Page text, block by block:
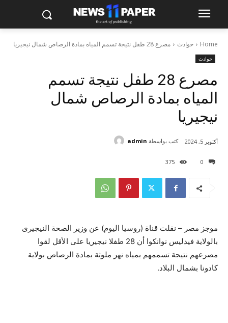
Home حوادث مصرع 28 طفل نتيجة تسمم المياه بمادة الرصاص شمال نيجيريا
حوادث
مصرع 28 طفل نتيجة تسمم
المياه بمادة الرصاص شمال
نيجيريا
0
375
أكتوبر 5, 2024 كتب بواسطة admin
موجز مصر – نقلت قناة (روسيا اليوم) عن وزير الصحة النيجيرى
بالولاية فيدليس نوانكوا أن 28 طفلا نيجيريا على الأقل لقوا
مصرعهم نتيجة تسممهم بمياه نهر ملوثة بمادة الرصاص بولاية
كادونا بشمال البلاد.